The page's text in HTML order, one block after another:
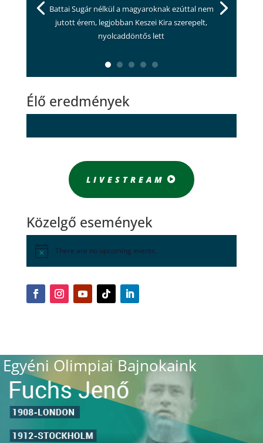
Battai Sugár nélkül a magyaroknak ezúttal nem
jutott érem, legjobban Keszei Kira szerepelt,
nyolcaddöntős lett
Élő eredmények
LIVESTREAM
Közelgő események
There are no upcoming events.
Egyéni Olimpiai Bajnokaink